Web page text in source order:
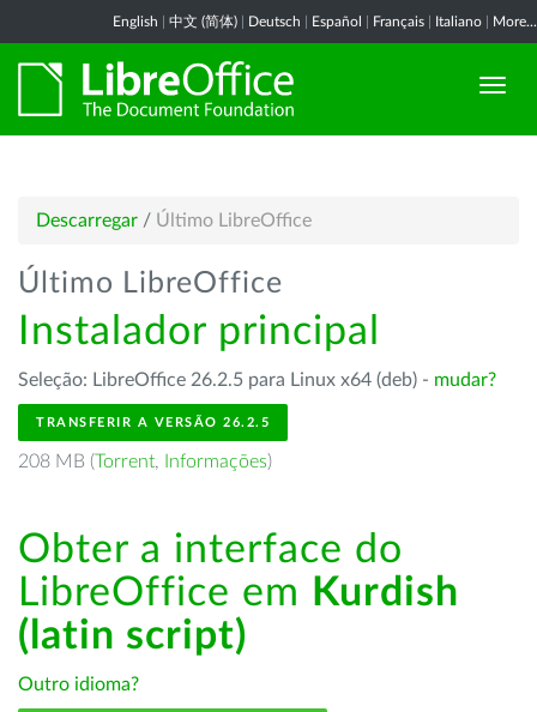
English 中文 (简体) Deutsch Español Français Italiano More...
Descarregar / Último LibreOffice
Último LibreOffice
Instalador principal
Seleção: LibreOffice 26.2.5 para Linux x64 (deb) - mudar?
TRANSFERIR A VERSÃO 26.2.5
208 MB (Torrent, Informações)
Obter a interface do
LibreOffice em Kurdish
(latin script)
Outro idioma?